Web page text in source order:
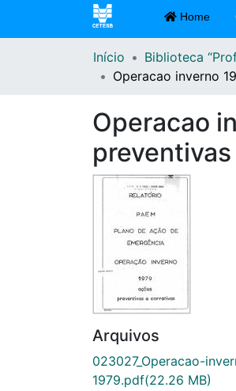
Home
Início Biblioteca
Operacao inverno
Operacao
Arquivos
023027_Operacao-
1979.pdf(22.26 MB)